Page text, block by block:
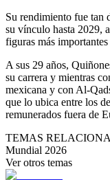
Su rendimiento fue tan
su vínculo hasta 2029,
figuras más
A sus 29 años,
su carrera y mientras
mexicana y con Al-
que lo ubica entre los
remunerados fuera de
TEMAS
Mundial 2026
Ver otros temas